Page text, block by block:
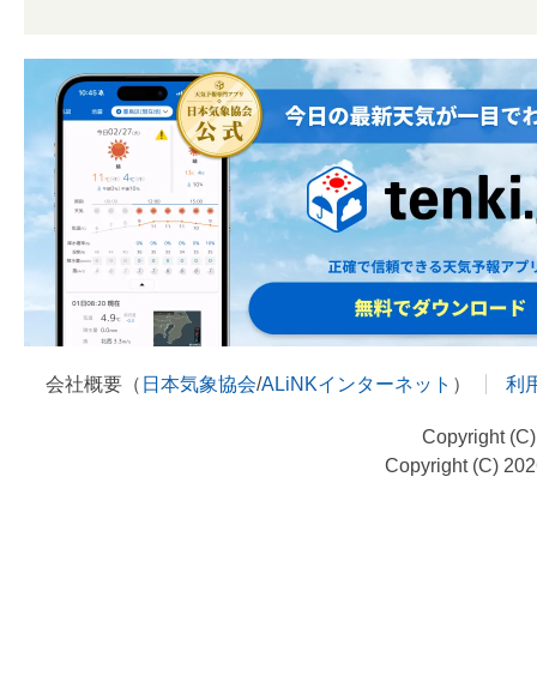
会社概要（ 日本気象協会/ALiNKインターネット ） 利
Copyright
Copyright (C)